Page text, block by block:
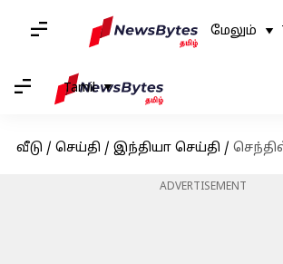
மேலும்
Tamil
வீடு / செய்தி / இந்தியா செய்தி / செந்தில் பாலாஜி உடல்நிலை
ADVERTISEMENT